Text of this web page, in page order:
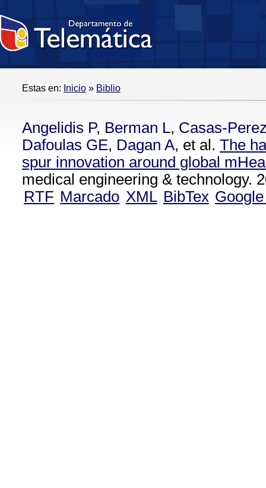
Estas en: Inicio » Biblio
Angelidis P, Berman L, Casas-
Dafoulas GE, Dagan A, et al. The
spur innovation around global
medical engineering & technology.
RTF Marcado XML BibTex